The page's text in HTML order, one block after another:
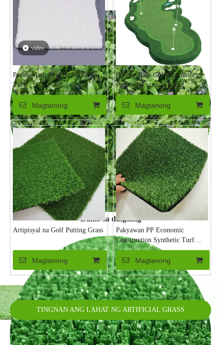
Damo sa dingding
video
Puting Artipisyal na Ski Grass
Turf
Magtanong
Rubber Base Golf Simulator
Pagpindot sa mga Banig
Magtanong
Artipisyal na Golf Putting Grass
Magtanong
Pakyawan PP Economic
Construction Synthetic Turf
Grass Carpet
Magtanong
TINGNAN ANG LAHAT NG ARTIFICIAL GRASS
PRODUCTS